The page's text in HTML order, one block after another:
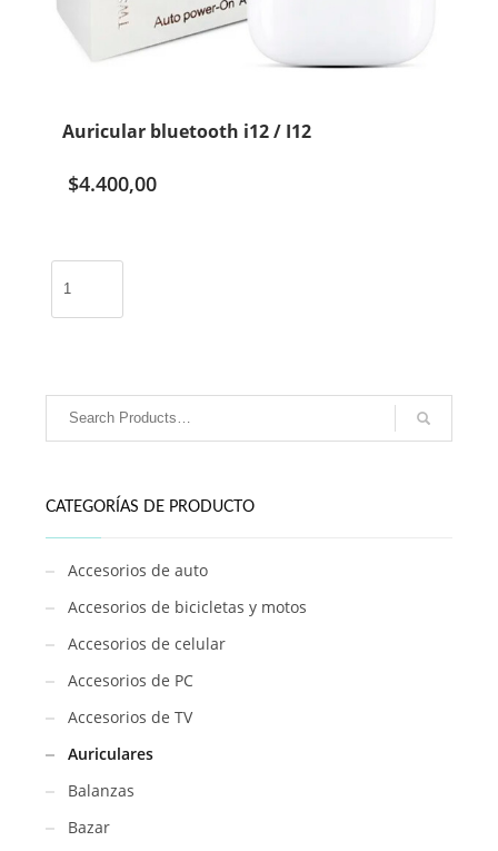
Auricular bluetooth i12 / I12
$4.400,00
bluetooth
cantidad
CATEGORÍAS DE PRODUCTO
Accesorios de auto
Accesorios de bicicletas y motos
Accesorios de celular
Accesorios de PC
Accesorios de TV
Auriculares
Balanzas
Bazar